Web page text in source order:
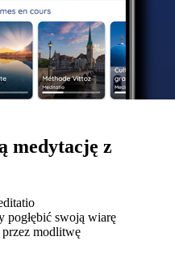
medytację z
pogłębić swoją wiarę
modlitwę